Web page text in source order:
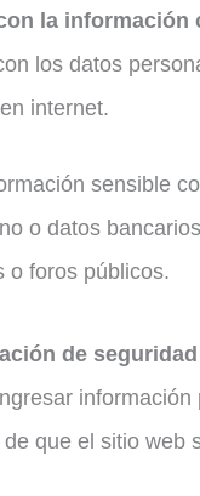
la información
los datos
internet.
sensible
o datos
o foros públicos.
de
información
que el sitio web